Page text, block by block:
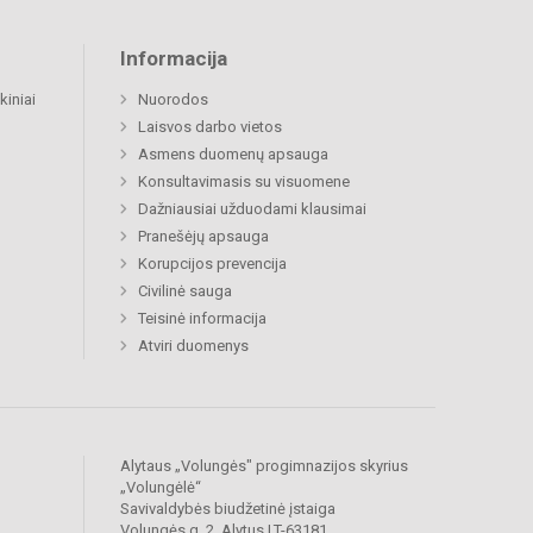
Informacija
Nuorodos
Laisvos darbo vietos
Asmens duomenų apsauga
Konsultavimasis su visuomene
Dažniausiai užduodami klausimai
Pranešėjų apsauga
Korupcijos prevencija
Civilinė sauga
Teisinė informacija
Atviri duomenys
Alytaus „Volungės" progimnazijos skyrius
„Volungėlė“
Savivaldybės biudžetinė įstaiga